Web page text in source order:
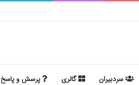
سردبیران گالری پرسش و پاسخ